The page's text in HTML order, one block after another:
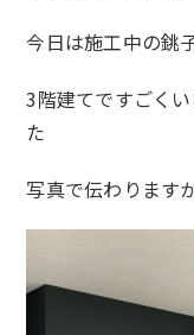
今日は施工中の銚
3階建てですごく
た
写真で伝わります